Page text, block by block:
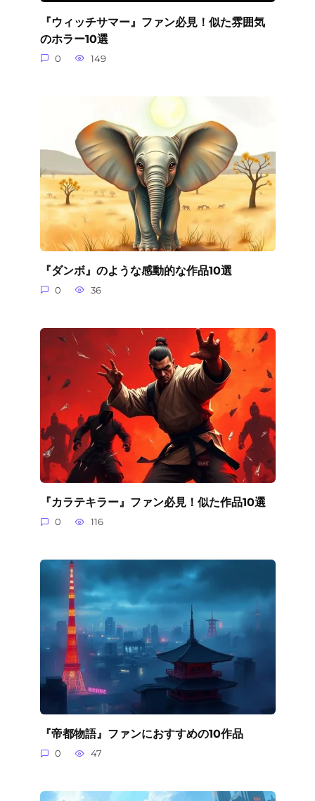
『ウィッチサマー』ファン必見！似た雰囲気
のホラー10選
0 149
『ダンボ』のような感動的な作品10選
0 36
『カラテキラー』ファン必見！似た作品10選
0 116
『帝都物語』ファンにおすすめの10作品
0 47